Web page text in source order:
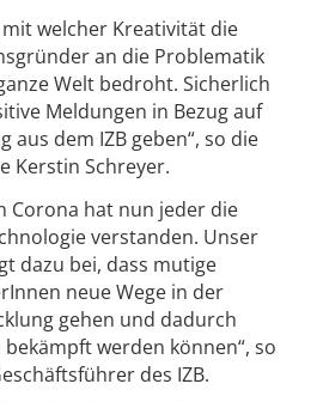
welcher Kreativität die
an die Problematik
Welt bedroht. Sicherlich
Meldungen in Bezug auf
aus dem IZB geben“, so die
Kerstin Schreyer.
Corona hat nun jeder die
verstanden. Unser
dazu bei, dass mutige
neue Wege in der
gehen und dadurch
werden können“, so
des IZB.